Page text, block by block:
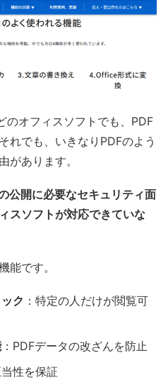
オフィスソフトでも、PDF
れでも、いきなりPDFのよう
があります。
公開に必要なセキュリティ面
スソフトが対応できていな
能です。
ク ：特定の人だけが閲覧可
：PDFデータの改ざんを防止
性を保証